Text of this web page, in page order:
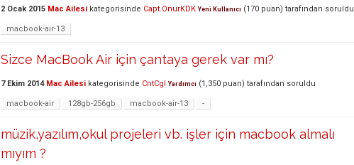
2 Ocak 2015 Mac Ailesi kategorisinde Capt.OnurKDK Yeni Kullanıcı (170 puan) tarafından soruldu
macbook-air-13
Sizce MacBook Air için çantaya gerek var mı?
7 Ekim 2014 Mac Ailesi kategorisinde CntCgl Yardımcı (1,350 puan) tarafından soruldu
macbook-air 128gb-256gb macbook-air-13 -
müzik,yazılım,okul projeleri vb. işler için macbook almalı
mıyım ?